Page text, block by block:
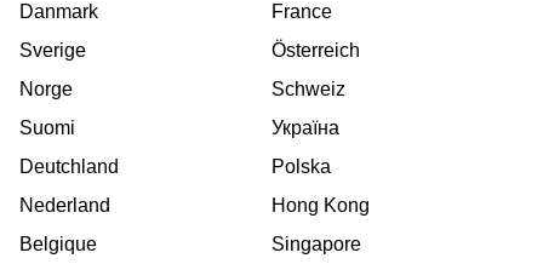
Danmark
Sverige
Norge
Suomi
Deutchland
Nederland
Belgique
France
Österreich
Schweiz
Україна
Polska
Hong Kong
Singapore